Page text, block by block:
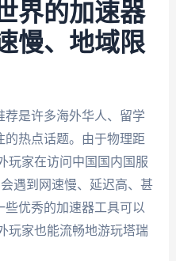
界的加速器
慢、地域限
荐是许多海外华人、留学
的热点话题。由于物理距
玩家在访问中国国内国服
遇到网速慢、延迟高、甚
些优秀的加速器工具可以
玩家也能流畅地游玩塔瑞